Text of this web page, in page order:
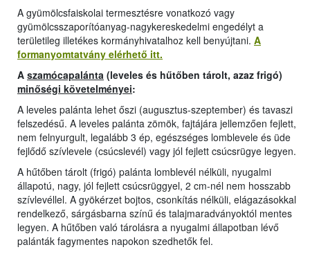
A gyümölcsfaiskolai termesztésre vonatkozó vagy
gyümölcsszaporítóanyag-nagykereskedelmi engedélyt a
területileg illetékes kormányhivatalhoz kell benyújtani. A
formanyomtatvány elérhető itt.
A szamócapalánta (leveles és hűtőben tárolt, azaz frigó)
minőségi követelményei:
A leveles palánta lehet őszi (augusztus-szeptember) és tavaszi
felszedésű. A leveles palánta zömök, fajtájára jellemzően fejlett,
nem felnyurgult, legalább 3 ép, egészséges lomblevele és üde
fejlődő szívlevele (csúcslevél) vagy jól fejlett csúcsrügye legyen.
A hűtőben tárolt (frigó) palánta lomblevél nélküli, nyugalmi
állapotú, nagy, jól fejlett csúcsrüggyel, 2 cm-nél nem hosszabb
szívlevéllel. A gyökérzet bojtos, csonkítás nélküli, elágazásokkal
rendelkező, sárgásbarna színű és talajmaradványoktól mentes
legyen. A hűtőben való tárolásra a nyugalmi állapotban lévő
palánták fagymentes napokon szedhetők fel.